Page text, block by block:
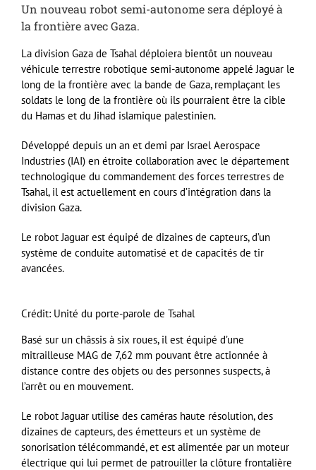
Un nouveau robot semi-autonome sera déployé à
la frontière avec Gaza.
La division Gaza de Tsahal déploiera bientôt un nouveau
véhicule terrestre robotique semi-autonome appelé Jaguar le
long de la frontière avec la bande de Gaza, remplaçant les
soldats le long de la frontière où ils pourraient être la cible
du Hamas et du Jihad islamique palestinien.
Développé depuis un an et demi par Israel Aerospace
Industries (IAI) en étroite collaboration avec le département
technologique du commandement des forces terrestres de
Tsahal, il est actuellement en cours d’intégration dans la
division Gaza.
Le robot Jaguar est équipé de dizaines de capteurs, d’un
système de conduite automatisé et de capacités de tir
avancées.
Crédit: Unité du porte-parole de Tsahal
Basé sur un châssis à six roues, il est équipé d’une
mitrailleuse MAG de 7,62 mm pouvant être actionnée à
distance contre des objets ou des personnes suspects, à
l’arrêt ou en mouvement.
Le robot Jaguar utilise des caméras haute résolution, des
dizaines de capteurs, des émetteurs et un système de
sonorisation télécommandé, et est alimentée par un moteur
électrique qui lui permet de patrouiller la clôture frontalière